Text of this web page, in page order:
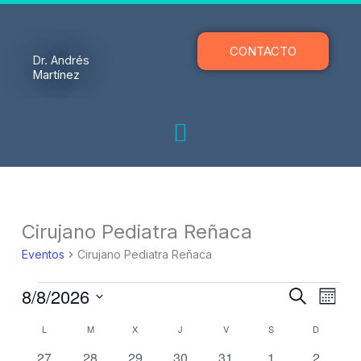
Ir
Dr. Andrés
Martínez
CONTACTO
Cirujano Pediatra Reñaca
Eventos Cirujano Pediatra Reñaca
Eventos
Navegación
búsqueda
Buscar
de
Mes
8/8/2026
fecha.
Calendario
L M X J V S D
0
1
0
1
0
1
0